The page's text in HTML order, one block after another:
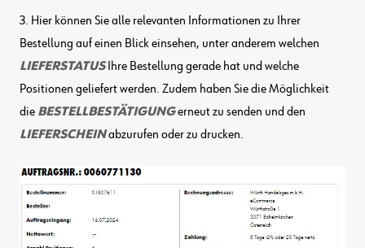
3. Hier können Sie alle relevanten Informationen zu Ihrer
Bestellung auf einen Blick einsehen, unter anderem welchen
LIEFERSTATUSIhre Bestellung gerade hat und welche
Positionen geliefert werden. Zudem haben Sie die Möglichkeit
die BESTELLBESTÄTIGUNGerneut zu senden und den
LIEFERSCHEINabzurufen oder zu drucken.